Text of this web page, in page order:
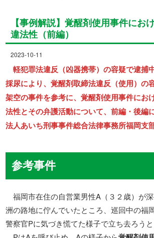
【事例解説】覚醒剤使用事件にお
違法性（前編）
2023-10-11
軽犯罪法違反（凶器携帯）の容疑で逮捕
採尿により、覚醒剤取締法違反（使用）の
架空の事件を参考に、覚醒剤使用事件にお
法性とその弁護活動について、前編・後編
法人あいち刑事事件総合法律事務所福岡支
参考事件
福岡市在住の自営業男性A（３２歳）が
洲の路地に佇んでいたところ、巡回中の福
警察官Pに気づき慌てた様子で立ち去ろう